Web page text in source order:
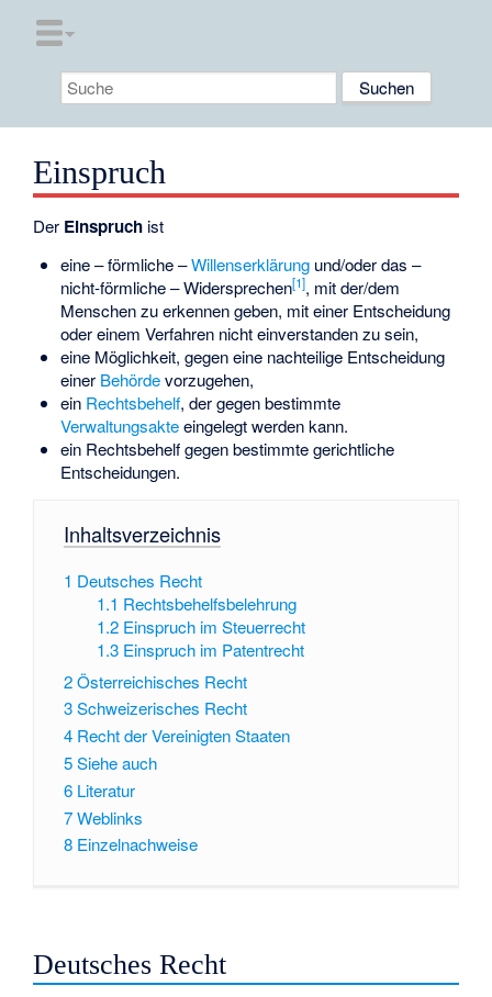
Einspruch
Der Einspruch ist
eine – förmliche –Willenserklärungund/oder das –
nicht-förmliche – Widersprechen[1], mit der/dem
Menschen zu erkennen geben, mit einer Entscheidung
oder einem Verfahren nicht einverstanden zu sein,
eine Möglichkeit, gegen eine nachteilige Entscheidung
einer Behördevorzugehen,
ein Rechtsbehelf, der gegen bestimmte
Verwaltungsakteeingelegt werden kann.
ein Rechtsbehelf gegen bestimmte gerichtliche
Entscheidungen.
Inhaltsverzeichnis
1 Deutsches Recht
1.1 Rechtsbehelfsbelehrung
1.2 Einspruch im Steuerrecht
1.3 Einspruch im Patentrecht
2Österreichisches Recht
3Schweizerisches Recht
4 Recht der Vereinigten Staaten
5Siehe auch
6 Literatur
7Weblinks
8 Einzelnachweise
Deutsches Recht